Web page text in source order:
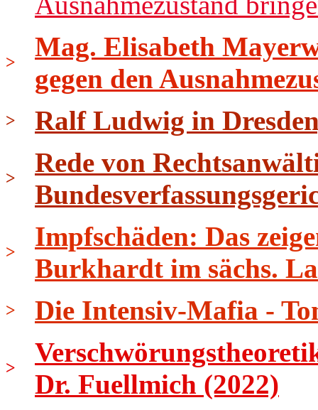
>
Mag. Elisabeth
gegen den
> Ralf Ludwig in
>
Rede von
>
Impfschäden: Das
Burkhardt im sächs.
> Die Intensiv-Mafia -
>
Dr. Fuellmich (2022)